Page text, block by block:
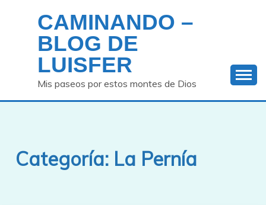
contenido
CAMINANDO –
BLOG DE
LUISFER
Mis paseos por estos montes de Dios
Categoría: La Pernía